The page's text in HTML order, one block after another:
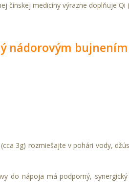
čínskej medicíny výrazne doplňuje Qi
nádorovým bujnením
3g) rozmiešajte v pohári vody,
do nápoja má podporný,